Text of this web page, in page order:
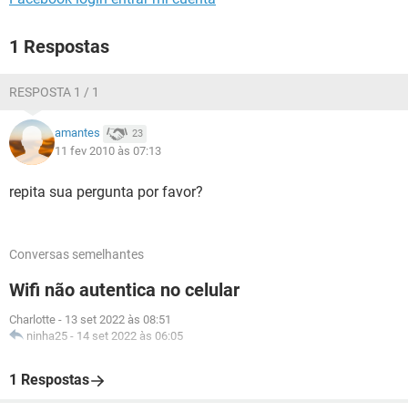
1 Respostas
RESPOSTA 1 / 1
amantes 23
11 fev 2010 às 07:13
repita sua pergunta por favor?
Conversas semelhantes
Wifi não autentica no celular
Charlotte - 13 set 2022 às 08:51
ninha25 - 14 set 2022 às 06:05
1 Respostas